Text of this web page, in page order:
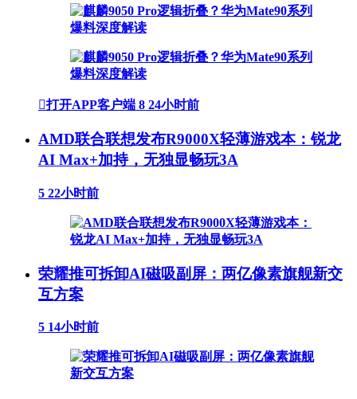
打开APP客户端 8 24小时前
AMD联合联想发布R9000X轻薄游戏本：锐龙
AI Max+加持，无独显畅玩3A
5 22小时前
荣耀推可拆卸AI磁吸副屏：两亿像素旗舰新交
互方案
5 14小时前